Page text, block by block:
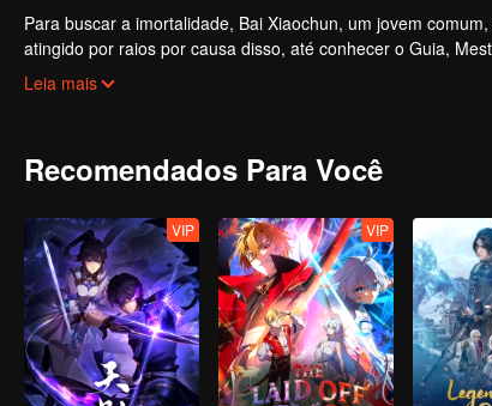
Para buscar a imortalidade, Bai Xiaochun, um jovem
atingido por raios por causa disso, até conhecer o Guia,
inúmeras tramas divertidas. Venha assistir para encher seu
Leia mais
Recomendados Para Você
VIP VIP